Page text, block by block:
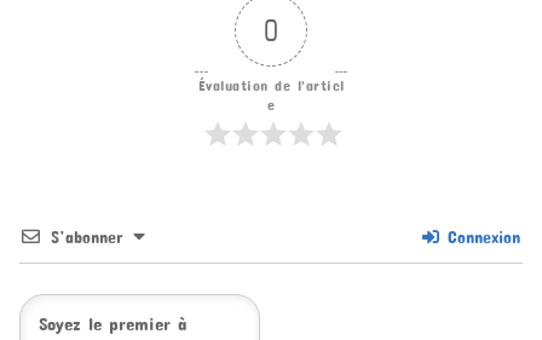
0
Évaluation de l'articl
e
S’abonner Connexion